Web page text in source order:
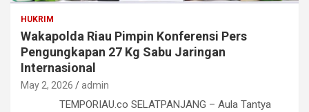
HUKRIM
Wakapolda Riau Pimpin Konferensi Pers
Pengungkapan 27 Kg Sabu Jaringan
Internasional
May 2, 2026 admin
TEMPORIAU.co SELATPANJANG – Aula Tantya